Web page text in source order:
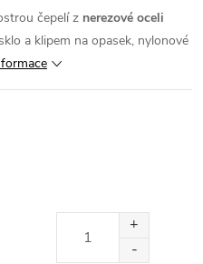
čepelí z nerezové oceli
a klipem na opasek, nylonové